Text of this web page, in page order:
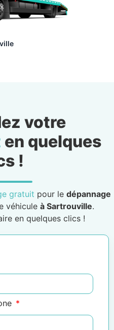
votre
en quelques
!
gratuit pour le dépannage
véhicule à Sartrouville.
en quelques clics !